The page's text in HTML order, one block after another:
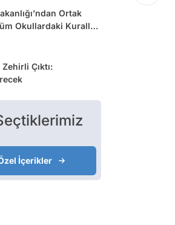
Ortak
Okullardaki Kurallar
Çıktı:
İçerikler